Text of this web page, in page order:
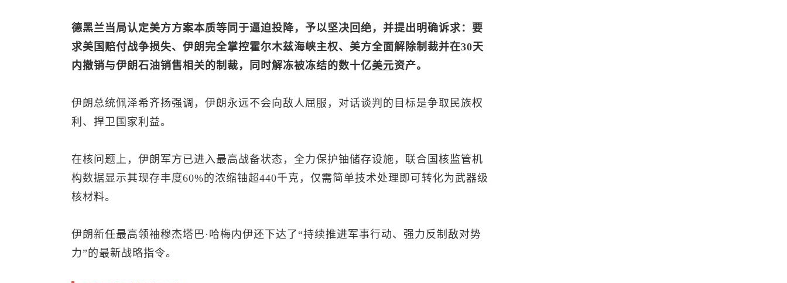
德黑兰当局认定美方方案本质等同于逼迫投降，予以坚决回绝，并提出明确诉求：要
求美国赔付战争损失、伊朗完全掌控霍尔木兹海峡主权、美方全面解除制裁并在30天
内撤销与伊朗石油销售相关的制裁，同时解冻被冻结的数十亿美元资产。
伊朗总统佩泽希齐扬强调，伊朗永远不会向敌人屈服，对话谈判的目标是争取民族权
利、捍卫国家利益。
在核问题上，伊朗军方已进入最高战备状态，全力保护铀储存设施，联合国核监管机
构数据显示其现存丰度60%的浓缩铀超440千克，仅需简单技术处理即可转化为武器级
核材料。
伊朗新任最高领袖穆杰塔巴·哈梅内伊还下达了“持续推进军事行动、强力反制敌对势
力”的最新战略指令。